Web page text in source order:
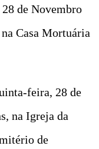
de Novembro
Casa Mortuária
feira, 28 de
na Igreja da
de